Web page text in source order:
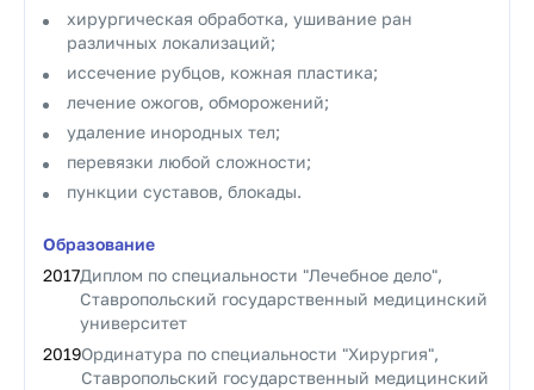
хирургическая обработка, ушивание ран
различных локализаций;
иссечение рубцов, кожная пластика;
лечение ожогов, обморожений;
удаление инородных тел;
перевязки любой сложности;
пункции суставов, блокады.
Образование
2017Диплом по специальности "Лечебное дело",
Ставропольский государственный медицинский
университет
2019Ординатура по специальности "Хирургия",
Ставропольский государственный медицинский